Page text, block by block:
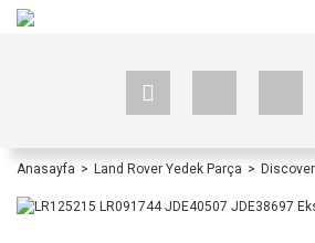
Anasayfa Land Rover Yedek Parça